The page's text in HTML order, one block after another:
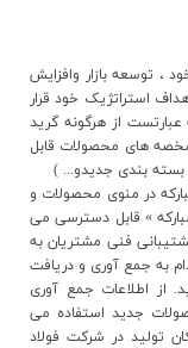
، توسعه بازار وافزايش
استراتژيک خود قرار
از هرگونه گريد
هاي محصولات قابل
بسته بندي جديدو... )
در منوي محصولات و
» قابل دسترسي مي
فني مشتريان به
به جمع آوري و دريافت
از اطلاعات جمع آوري
جديد استفاده مي
توليد در شرکت فولاد